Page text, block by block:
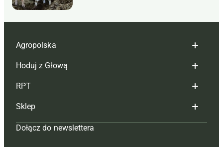
Agropolska
Redakcja
Reklama
Tagi
Mapa serwisu
Hoduj z Głową
Hoduj z głową bydło
Hoduj z głową świnie
Prenumerata
RPT
Redakcja
Prenumerata
Sklep
Czasopisma i prenumerata
Dołącz do newslettera